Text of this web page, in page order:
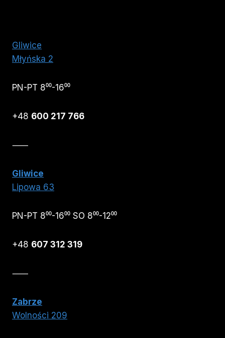
Gliwice
Młyńska 2
PN-PT 8⁰⁰-16⁰⁰
+48 600 217 766
⸺
Gliwice
Lipowa 63
PN-PT 8⁰⁰-16⁰⁰ SO 8⁰⁰-12⁰⁰
+48 607 312 319
⸺
Zabrze
Wolności 209